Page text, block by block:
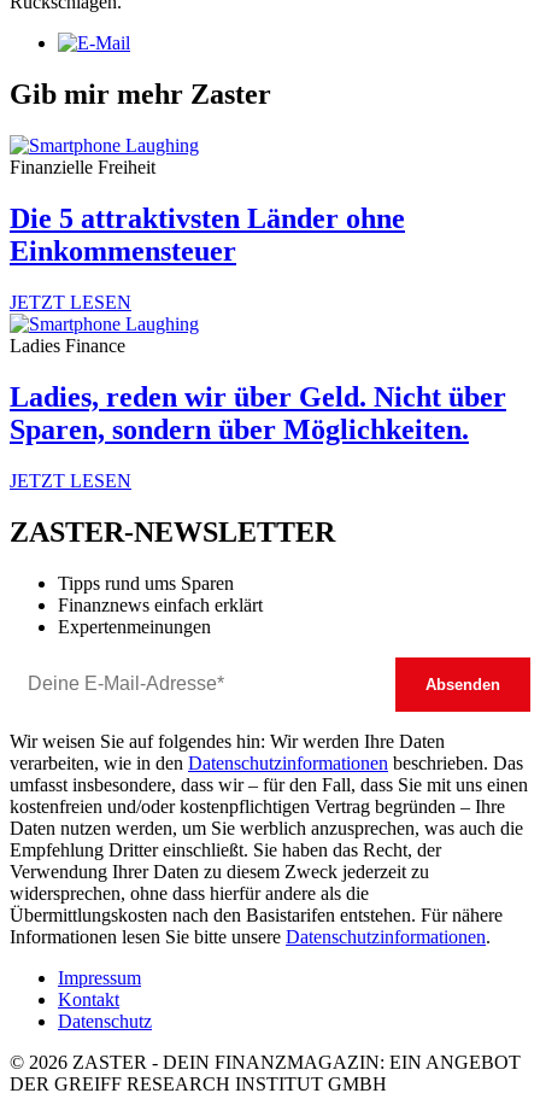
Gib mir mehr Zaster
Finanzielle Freiheit
Die 5 attraktivsten Länder ohne
Einkommensteuer
JETZT LESEN
Ladies Finance
Ladies, reden wir über Geld. Nicht über
Sparen, sondern über Möglichkeiten.
JETZT LESEN
ZASTER-NEWSLETTER
Tipps rund ums Sparen
Finanznews einfach erklärt
Expertenmeinungen
Wir weisen Sie auf folgendes hin: Wir werden Ihre Daten
verarbeiten, wie in den Datenschutzinformationen beschrieben. Das
umfasst insbesondere, dass wir – für den Fall, dass Sie mit uns einen
kostenfreien und/oder kostenpflichtigen Vertrag begründen – Ihre
Daten nutzen werden, um Sie werblich anzusprechen, was auch die
Empfehlung Dritter einschließt. Sie haben das Recht, der
Verwendung Ihrer Daten zu diesem Zweck jederzeit zu
widersprechen, ohne dass hierfür andere als die
Übermittlungskosten nach den Basistarifen entstehen. Für nähere
Informationen lesen Sie bitte unsere Datenschutzinformationen.
Impressum
Kontakt
Datenschutz
© 2026 ZASTER - DEIN FINANZMAGAZIN: EIN ANGEBOT
DER GREIFF RESEARCH INSTITUT GMBH